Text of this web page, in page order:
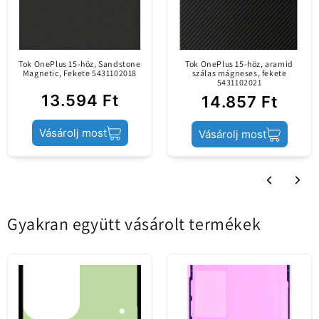
megfelelően.
Minőségi
mutatkoznak az
eredeti alkatrésszel
összehasonlítva.
Tok OnePlus 15-höz, Sandstone
Magnetic, Fekete 5431102018
13.594 Ft
Vásárolj most
Tok OnePlus 15-höz, aramid
szálas mágneses, fekete
5431102021
14.857 Ft
Vásárolj most
Gyakran együtt vásárolt termékek